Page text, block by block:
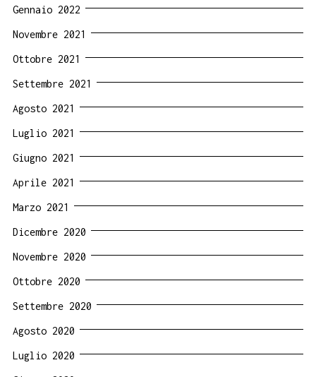
Gennaio 2022
Novembre 2021
Ottobre 2021
Settembre 2021
Agosto 2021
Luglio 2021
Giugno 2021
Aprile 2021
Marzo 2021
Dicembre 2020
Novembre 2020
Ottobre 2020
Settembre 2020
Agosto 2020
Luglio 2020